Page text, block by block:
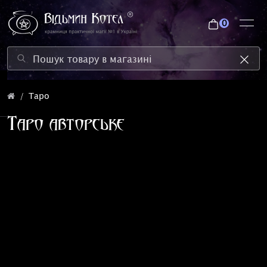
0
Таро
Таро авторське